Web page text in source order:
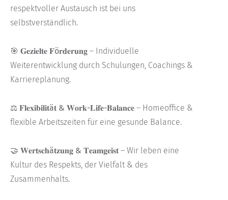
respektvoller Austausch ist bei uns
selbstverständlich.
🎯 𝐆𝐞𝐳𝐢𝐞𝐥𝐭𝐞 𝐅ö𝐫𝐝𝐞𝐫𝐮𝐧𝐠 – Individuelle
Weiterentwicklung durch Schulungen, Coachings &
Karriereplanung.
⚖️ 𝐅𝐥𝐞𝐱𝐢𝐛𝐢𝐥𝐢𝐭ä𝐭 & 𝐖𝐨𝐫𝐤-𝐋𝐢𝐟𝐞-𝐁𝐚𝐥𝐚𝐧𝐜𝐞 – Homeoffice &
flexible Arbeitszeiten für eine gesunde Balance.
🤝 𝐖𝐞𝐫𝐭𝐬𝐜𝐡ä𝐭𝐳𝐮𝐧𝐠 & 𝐓𝐞𝐚𝐦𝐠𝐞𝐢𝐬𝐭 – Wir leben eine
Kultur des Respekts, der Vielfalt & des
Zusammenhalts.